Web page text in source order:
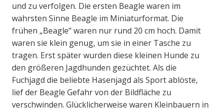
und zu verfolgen. Die ersten Beagle waren im
wahrsten Sinne Beagle im Miniaturformat. Die
frühen „Beagle“ waren nur rund 20 cm hoch. Damit
waren sie klein genug, um sie in einer Tasche zu
tragen. Erst später wurden diese kleinen Hunde zu
den größeren Jagdhunden gezüchtet. Als die
Fuchjagd die beliebte Hasenjagd als Sport ablöste,
lief der Beagle Gefahr von der Bildfläche zu
verschwinden. Glücklicherweise waren Kleinbauern in